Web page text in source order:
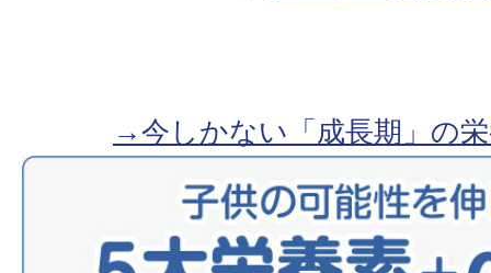
→今しかない「成長期」の